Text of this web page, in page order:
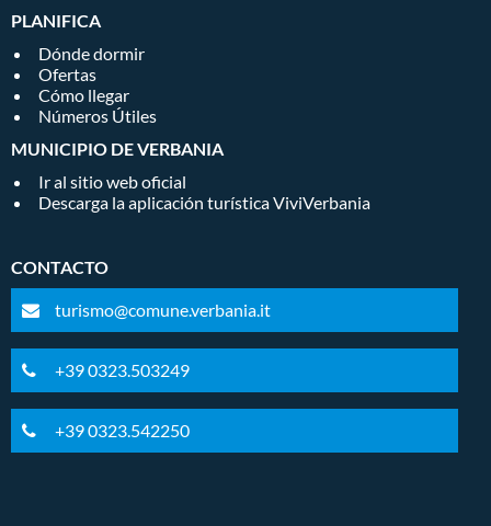
PLANIFICA
Dónde dormir
Ofertas
Cómo llegar
Números Útiles
MUNICIPIO DE VERBANIA
Ir al sitio web oficial
Descarga la aplicación turística ViviVerbania
CONTACTO
turismo@comune.verbania.it
+39 0323.503249
+39 0323.542250